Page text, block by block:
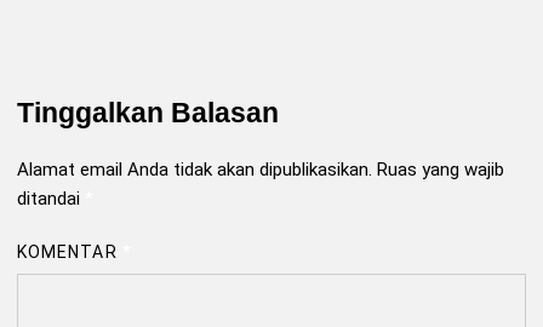
Tinggalkan Balasan
Alamat email Anda tidak akan dipublikasikan. Ruas yang wajib
ditandai
KOMENTAR